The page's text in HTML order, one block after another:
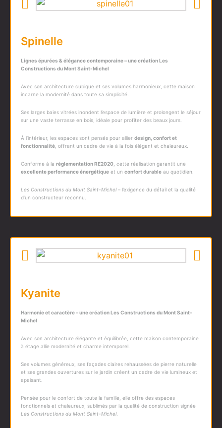
Spinelle
Lignes épurées & élégance contemporaine – une créationLes
Constructions du Mont Saint-Michel
Avec son architecture cubique et ses volumes harmonieux, cette maison
incarne la modernité dans toute sa simplicité.
Ses larges baies vitrées inondent l’espace de lumière et prolongent le séjour
sur une vaste terrasse en bois, idéale pour profiter des beaux jours.
À l’intérieur, les espaces sont pensés pour allier design, confort et
fonctionnalité , offrant un cadre de vie à la fois élégant et chaleureux.
Conforme à la réglementation RE2020 , cette réalisation garantit une
excellente performance énergétique et un confort durable au quotidien.
Les Constructions du Mont Saint-Michel – l’exigence du détail et la qualité
d’un constructeur reconnu.
Kyanite
Harmonie et caractère – une créationLes Constructions du Mont Saint-
Michel
Avec son architecture élégante et équilibrée, cette maison contemporaine
à étage allie modernité et charme intemporel.
Ses volumes généreux, ses façades claires rehaussées de pierre naturelle
et ses grandes ouvertures sur le jardin créent un cadre de vie lumineux et
apaisant.
Pensée pour le confort de toute la famille, elle offre des espaces
fonctionnels et chaleureux, sublimés par la qualité de construction signée
Les Constructions du Mont Saint-Michel